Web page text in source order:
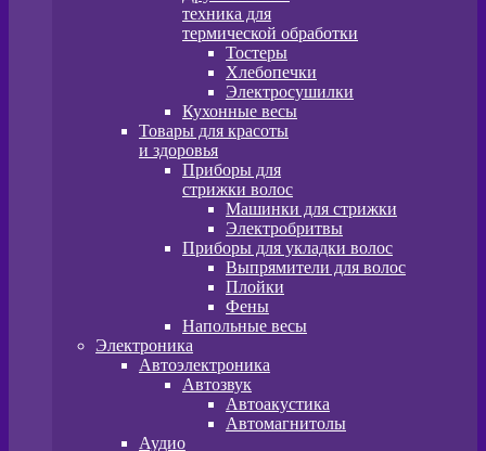
техника для
термической обработки
Тостеры
Хлебопечки
Электросушилки
Кухонные весы
Товары для красоты
и здоровья
Приборы для
стрижки волос
Машинки для стрижки
Электробритвы
Приборы для укладки волос
Выпрямители для волос
Плойки
Фены
Напольные весы
Электроника
Автоэлектроника
Автозвук
Автоакустика
Автомагнитолы
Аудио